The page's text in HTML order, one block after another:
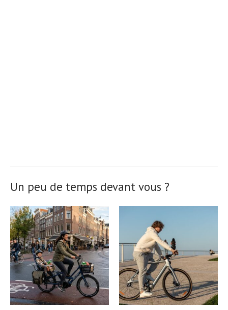
Un peu de temps devant vous ?